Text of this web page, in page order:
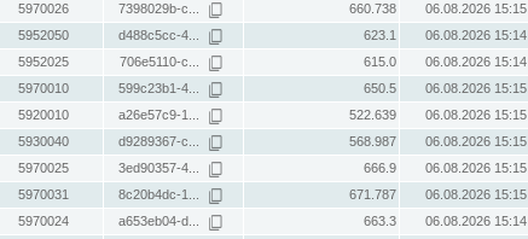
5970026 7398029b-c... 660.738
06.08.2026 15:15
5952050 d488c5cc-4... 623.1
06.08.2026 15:14
5952025 706e5110-c... 615.0
06.08.2026 15:14
5970010 599c23b1-4... 650.5
06.08.2026 15:15
5920010 a26e57c9-1... 522.639
06.08.2026 15:15
5930040 d9289367-c... 568.987
06.08.2026 15:15
5970025 3ed90357-4... 666.9
06.08.2026 15:15
5970031 8c20b4dc-1... 671.787
06.08.2026 15:15
5970024 a653eb04-d... 663.3
06.08.2026 15:14